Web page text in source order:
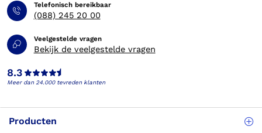
Telefonisch bereikbaar
(088) 245 20 00
Veelgestelde vragen
Bekijk de veelgestelde vragen
8.3
Meer dan 24.000 tevreden klanten
Producten